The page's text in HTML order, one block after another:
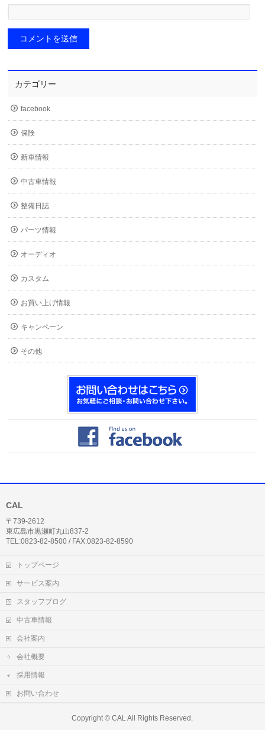
カテゴリー
facebook
保険
新車情報
中古車情報
整備日誌
パーツ情報
オーディオ
カスタム
お買い上げ情報
キャンペーン
その他
CAL
〒739-2612
東広島市黒瀬町丸山837-2
TEL:0823-82-8500 / FAX:0823-82-8590
トップページ
サービス案内
スタッフブログ
中古車情報
会社案内
会社概要
採用情報
お問い合わせ
Copyright ©CALAll Rights Reserved.